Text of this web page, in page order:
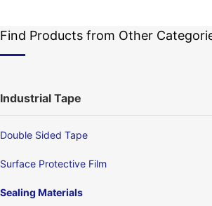
Find Products from Other
Industrial Tape
Double Sided Tape
Surface Protective Film
Sealing Materials